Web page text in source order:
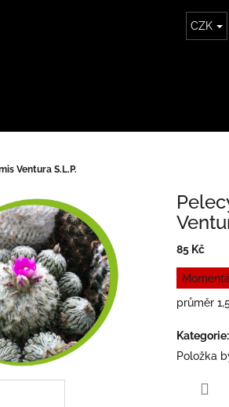
CZK
Ventura S.L.P.
85 Kč
Měrná
cena:
průměr
Kategorie:
Položka